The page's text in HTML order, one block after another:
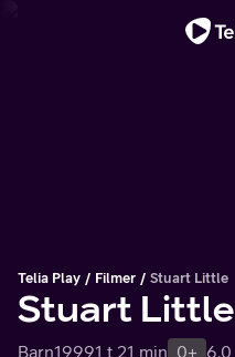
Telia Play Filmer Stuart Little
Stuart Little
Barn19991 t 21 min 0+ 6.0